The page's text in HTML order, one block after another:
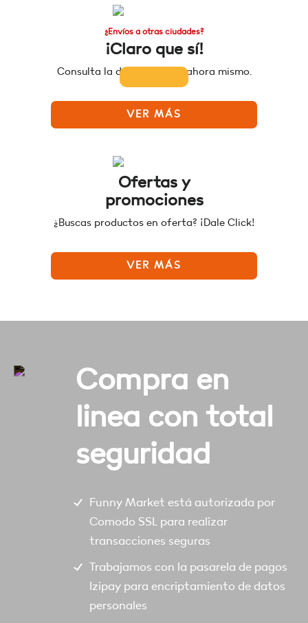
¿Envíos a otras ciudades?
¡Claro que sí!
Consulta la disponibilidad ahora mismo.
VER MÁS
Ofertas y
promociones
¿Buscas productos en oferta? ¡Dale Click!
VER MÁS
Compra en
linea con total
seguridad
Funny Market está autorizada por
Comodo SSL para realizar
transacciones seguras
Trabajamos con la pasarela de pagos
Izipay para encriptamiento de datos
personales